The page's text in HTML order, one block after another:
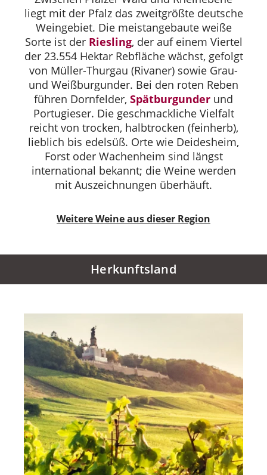
liegt mit der Pfalz das zweitgrößte deutsche
Weingebiet. Die meistangebaute weiße
Sorte ist der Riesling, der auf einem Viertel
der 23.554 Hektar Rebfläche wächst, gefolgt
von Müller-Thurgau (Rivaner) sowie Grau-
und Weißburgunder. Bei den roten Reben
führen Dornfelder, Spätburgunder und
Portugieser. Die geschmackliche Vielfalt
reicht von trocken, halbtrocken (feinherb),
lieblich bis edelsüß. Orte wie Deidesheim,
Forst oder Wachenheim sind längst
international bekannt; die Weine werden
mit Auszeichnungen überhäuft.
Weitere Weine aus dieser Region
Herkunftsland